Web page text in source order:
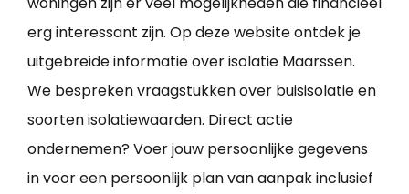
erg interessant zijn. Op deze website ontdek je
uitgebreide informatie over isolatie Maarssen.
We bespreken vraagstukken over buisisolatie en
soorten isolatiewaarden. Direct actie
ondernemen? Voer jouw persoonlijke gegevens
in voor een persoonlijk plan van aanpak inclusief